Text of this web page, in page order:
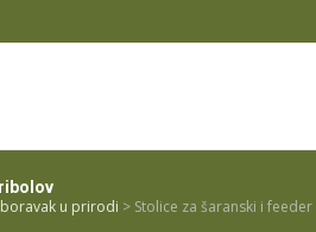
u prirodi > Stolice za šaranski i